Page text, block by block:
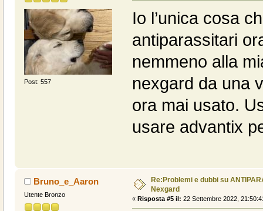
Post: 557
Io l’unica cosa
antiparassitari
nemmeno alla
nexgard da una
ora mai usato.
usare advantix
Bruno_e_Aaron
Utente Bronzo
Re:Problemi e dubbi su
Nexgard
« Risposta #5 il: 22 Settembre 2022,